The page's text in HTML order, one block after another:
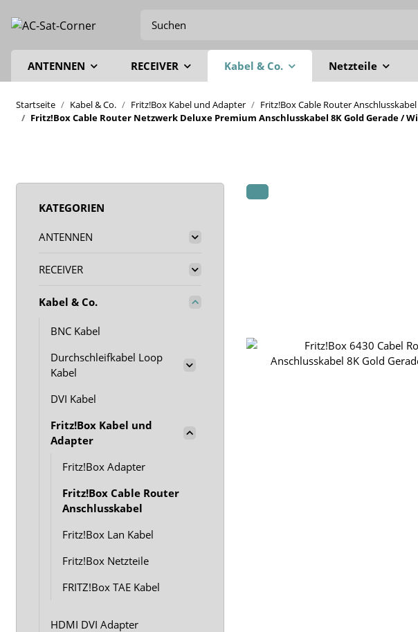
ANTENNEN RECEIVER Kabel & Co. Netzteile
Startseite Kabel & Co. Fritz!Box Kabel und Adapter
Fritz!Box Cable Router Anschlusskabel
Fritz!Box Cable Router Netzwerk Deluxe Premium Anschlusskabel 8K Gold Gerade /
KATEGORIEN
ANTENNEN
RECEIVER
Kabel & Co.
BNC Kabel
Durchschleifkabel Loop
Kabel
DVI Kabel
Fritz!Box Kabel und
Adapter
Fritz!Box Adapter
Fritz!Box Cable Router
Anschlusskabel
Fritz!Box Lan Kabel
Fritz!Box Netzteile
FRITZ!Box TAE Kabel
HDMI DVI Adapter